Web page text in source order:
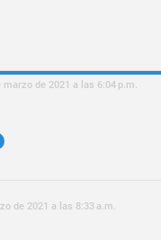
marzo de 2021 a las 6:04 p.m.
de 2021 a las 8:33 a.m.